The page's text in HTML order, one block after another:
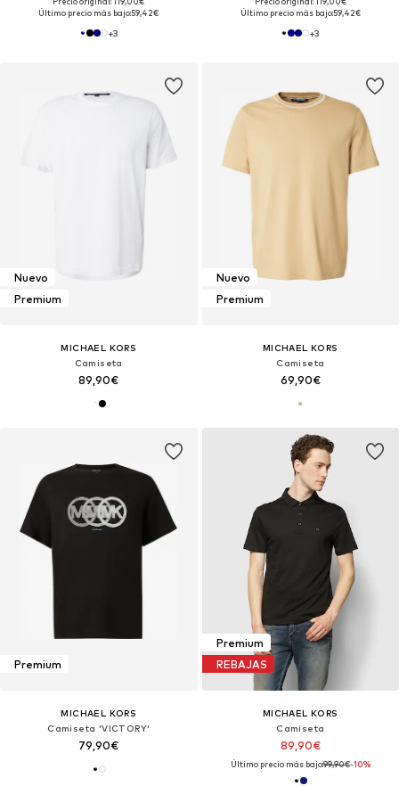
Último precio más bajo:59,42€
+3
Último precio más bajo:59,42€
+3
Nuevo
Premium
MICHAEL KORS
Camiseta
89,90€
Nuevo
Premium
MICHAEL KORS
Camiseta
69,90€
Premium
MICHAEL KORS
Camiseta 'VICTORY'
79,90€
Premium
REBAJAS
MICHAEL KORS
Camiseta
89,90€
Último precio más bajo:99,90€-10%